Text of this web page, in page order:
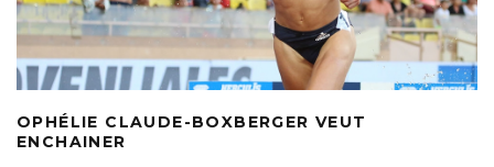
OPHÉLIE CLAUDE-BOXBERGER VEUT
ENCHAINER